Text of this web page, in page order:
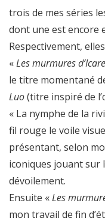
trois de mes séries
dont une est encore
Respectivement,
«Les murmures d’Icare
le titre momentané
Luo(titre inspiré de
« La nymphe de la
fil rouge le voile
présentant, selon
iconiques jouant sur
dévoilement.
Ensuite «Les
mon travail de fin